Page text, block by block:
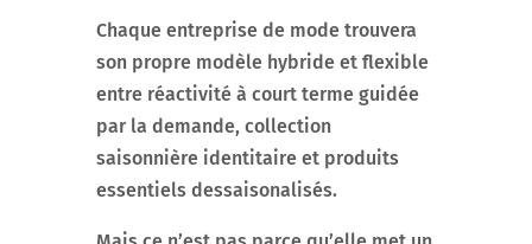
Chaque entreprise de mode trouvera
son propre modèle hybride et flexible
entre réactivité à court terme guidée
par la demande, collection
saisonnière identitaire et produits
essentiels dessaisonalisés.